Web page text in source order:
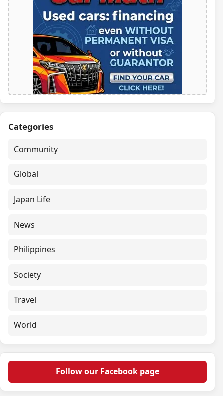
Categories
Community
Global
Japan Life
News
Philippines
Society
Travel
World
Follow our Facebook page